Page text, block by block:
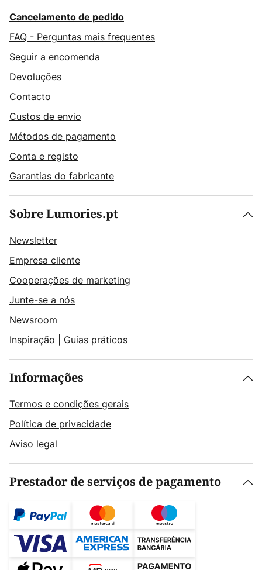
Cancelamento de pedido
FAQ - Perguntas mais frequentes
Seguir a encomenda
Devoluções
Contacto
Custos de envio
Métodos de pagamento
Conta e registo
Garantias do fabricante
Sobre Lumories.pt
Newsletter
Empresa cliente
Cooperações de marketing
Junte-se a nós
Newsroom
Inspiração
Guias práticos
Informações
Termos e condições gerais
Política de privacidade
Aviso legal
Prestador de serviços de pagamento